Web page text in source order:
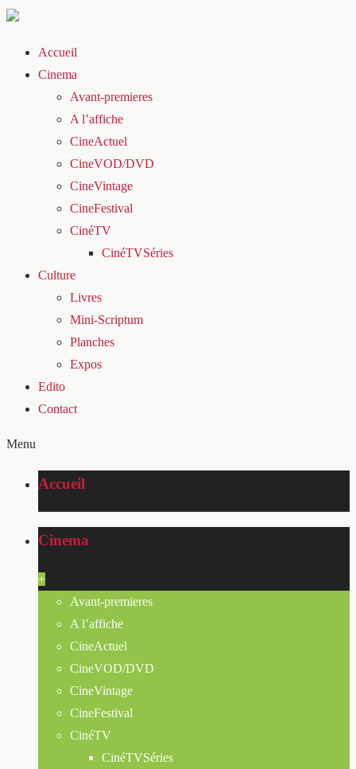
Accueil
Cinema
Avant-premieres
A l’affiche
CineActuel
CineVOD/DVD
CineVintage
CineFestival
CinéTV
CinéTVSéries
Culture
Livres
Mini-Scriptum
Planches
Expos
Edito
Contact
Menu
Accueil
Cinema
+
Avant-premieres
A l’affiche
CineActuel
CineVOD/DVD
CineVintage
CineFestival
CinéTV
CinéTVSéries